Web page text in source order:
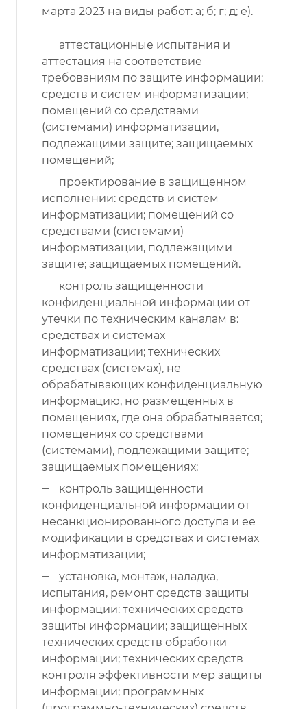
марта 2023 на виды работ: а; б; г; д; е).
аттестационные испытания и
аттестация на соответствие
требованиям по защите информации:
средств и систем информатизации;
помещений со средствами
(системами) информатизации,
подлежащими защите; защищаемых
помещений;
проектирование в защищенном
исполнении: средств и систем
информатизации; помещений со
средствами (системами)
информатизации, подлежащими
защите; защищаемых помещений.
контроль защищенности
конфиденциальной информации от
утечки по техническим каналам в:
средствах и системах
информатизации; технических
средствах (системах), не
обрабатывающих конфиденциальную
информацию, но размещенных в
помещениях, где она обрабатывается;
помещениях со средствами
(системами), подлежащими защите;
защищаемых помещениях;
контроль защищенности
конфиденциальной информации от
несанкционированного доступа и ее
модификации в средствах и системах
информатизации;
установка, монтаж, наладка,
испытания, ремонт средств защиты
информации: технических средств
защиты информации; защищенных
технических средств обработки
информации; технических средств
контроля эффективности мер защиты
информации; программных